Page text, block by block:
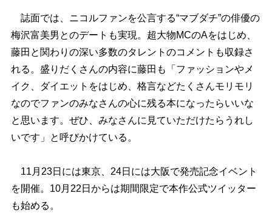
誌面では、ニコルファンを公言する“マブダチ”の俳優の
梅沢富美男とのデートも実現。超大物MCのAをはじめ、
藤田と関わりの深い多数のタレントのコメントも収録さ
れる。盛りだくさんの内容に藤田も「ファッションやメ
イク、ダイエットをはじめ、格言などたくさんモリモリ
なのでファンのみなさんの心に残る本になったらいいな
と思います。ぜひ、みなさんに見ていただけたらうれし
いです」と呼びかけている。
11月23日には東京、24日には大阪で発売記念イベント
を開催。10月22日からは期間限定で本作公式ツイッター
も始める。